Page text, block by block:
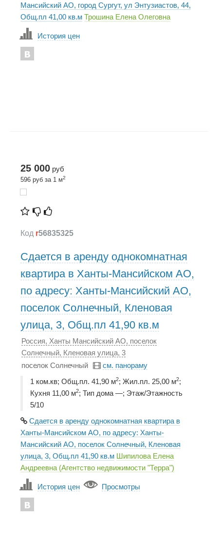
Мансийский АО, город Сургут, ул Энтузиастов, 44,
Общ.пл 41,00 кв.м Трошина Елена Олеговна
История цен
25 000 руб
596 руб за 1 м2
Код r56835325
Сдается в аренду однокомнатная
квартира в Ханты-Мансийском АО,
по адресу: Ханты-Мансийский АО,
поселок Солнечный, Кленовая
улица, 3, Общ.пл 41,90 кв.м
Россия, Ханты Мансийский АО, поселок
Солнечный, Кленовая улица, 3
поселок Солнечный
см. панораму
1 ком.кв; Общ.пл. 41,90 м2; Жил.пл. 25,00 м2;
Кухня 11,00 м2; Тип дома —; Этаж/Этажность
5/10
Сдается в аренду однокомнатная квартира в
Ханты-Мансийском АО, по адресу: Ханты-
Мансийский АО, поселок Солнечный, Кленовая
улица, 3, Общ.пл 41,90 кв.м Шипилова Елена
Андреевна (Агентство недвижимости "Терра")
История цен Просмотры